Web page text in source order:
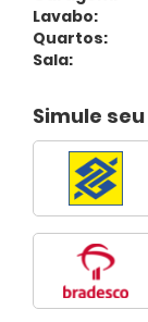
Lavabo:
Quartos:
Sala:
Simule